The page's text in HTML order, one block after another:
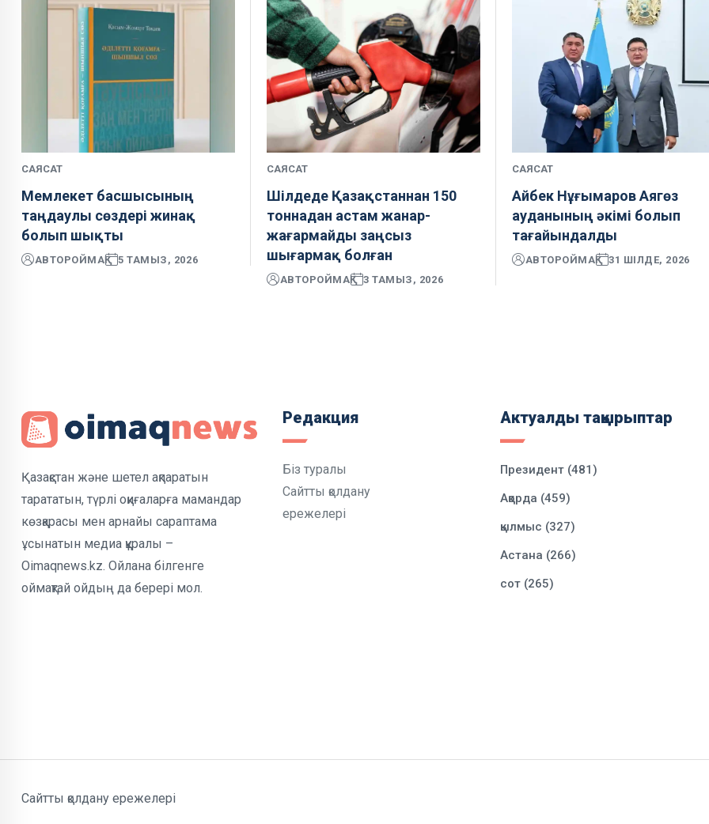
САЯСАТ
Мемлекет басшысының
таңдаулы сөздері жинақ
болып шықты
АВТОРОЙМАҚ 5 ТАМЫЗ, 2026
САЯСАТ
Шілдеде Қазақстаннан 150
тоннадан астам жанар-
жағармайды заңсыз
шығармақ болған
АВТОРОЙМАҚ 3 ТАМЫЗ, 2026
САЯСАТ
Айбек Нұғымаров Аягөз
ауданының әкімі болып
тағайындалды
АВТОРОЙМАҚ 31 ШІЛДЕ, 2026
Қазақстан және шетел ақпаратын
тарататын, түрлі оқиғаларға мамандар
көзқарасы мен арнайы сараптама
ұсынатын медиа құралы –
Oimaqnews.kz. Ойлана білгенге
оймақтай ойдың да берері мол.
Редакция
Біз туралы
Сайтты қолдану
ережелері
Актуалды тақырыптар
Президент (481)
Ақорда (459)
қылмыс (327)
Астана (266)
сот (265)
Сайтты қолдану ережелері